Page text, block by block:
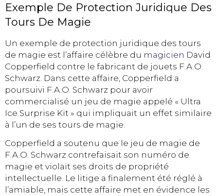
Exemple De Protection Juridique Des
Tours De Magie
Un exemple de protection juridique des tours
de magie est l’affaire célèbre du magicien David
Copperfield contre le fabricant de jouets F.A.O.
Schwarz. Dans cette affaire, Copperfield a
poursuivi F.A.O. Schwarz pour avoir
commercialisé un jeu de magie appelé « Ultra
Ice Surprise Kit » qui impliquait un effet similaire
à l’un de ses tours de magie.
Copperfield a soutenu que le jeu de magie de
F.A.O. Schwarz contrefaisait son numéro de
magie et violait ses droits de propriété
intellectuelle. Le litige a finalement été réglé à
l’amiable, mais cette affaire met en évidence les